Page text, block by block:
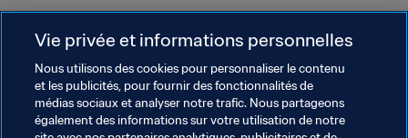
Développement durable
Droits de l'homme et lutte contre
la discrimination
Santé et médical
Initiatives en matière de
Vie privée et informations personnelles
Nous utilisons des cookies pour personnaliser le contenu
et les publicités, pour fournir des fonctionnalités de
médias sociaux et analyser notre trafic. Nous partageons
également des informations sur votre utilisation de notre